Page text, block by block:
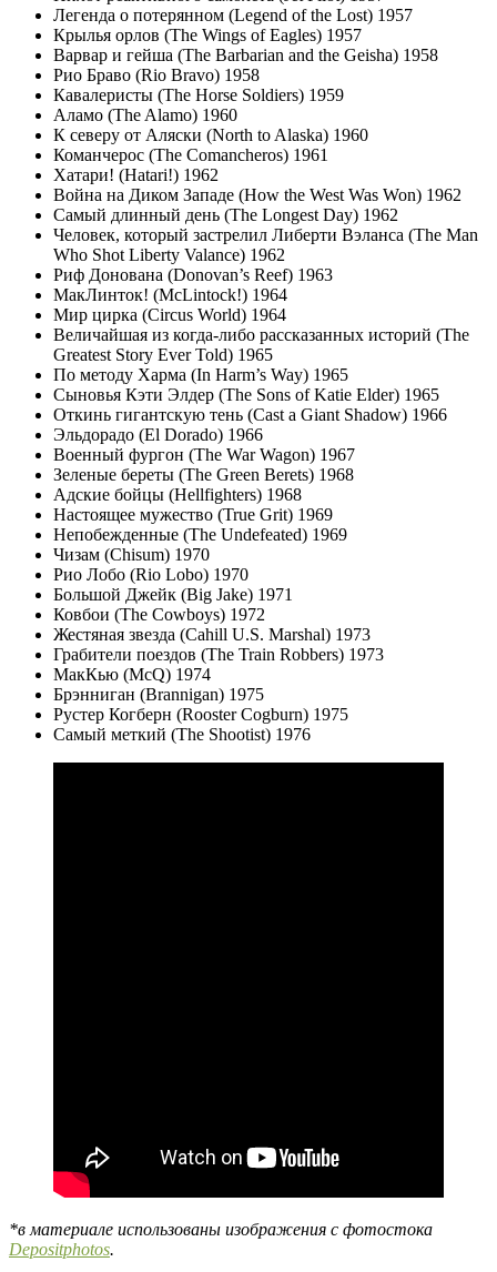
Легенда о потерянном (Legend of the Lost) 1957
Крылья орлов (The Wings of Eagles) 1957
Варвар и гейша (The Barbarian and the Geisha) 1958
Рио Браво (Rio Bravo) 1958
Кавалеристы (The Horse Soldiers) 1959
Аламо (The Alamo) 1960
К северу от Аляски (North to Alaska) 1960
Команчерос (The Comancheros) 1961
Хатари! (Hatari!) 1962
Война на Диком Западе (How the West Was Won) 1962
Самый длинный день (The Longest Day) 1962
Человек, который застрелил Либерти Вэланса (The Man
Who Shot Liberty Valance) 1962
Риф Донована (Donovan’s Reef) 1963
МакЛинток! (McLintock!) 1964
Мир цирка (Circus World) 1964
Величайшая из когда-либо рассказанных историй (The
Greatest Story Ever Told) 1965
По методу Харма (In Harm’s Way) 1965
Сыновья Кэти Элдер (The Sons of Katie Elder) 1965
Откинь гигантскую тень (Cast a Giant Shadow) 1966
Эльдорадо (El Dorado) 1966
Военный фургон (The War Wagon) 1967
Зеленые береты (The Green Berets) 1968
Адские бойцы (Hellfighters) 1968
Настоящее мужество (True Grit) 1969
Непобежденные (The Undefeated) 1969
Чизам (Chisum) 1970
Рио Лобо (Rio Lobo) 1970
Большой Джейк (Big Jake) 1971
Ковбои (The Cowboys) 1972
Жестяная звезда (Cahill U.S. Marshal) 1973
Грабители поездов (The Train Robbers) 1973
МакКью (McQ) 1974
Брэнниган (Brannigan) 1975
Рустер Когберн (Rooster Cogburn) 1975
Самый меткий (The Shootist) 1976
*в материале использованы изображения с фотостока
Depositphotos.